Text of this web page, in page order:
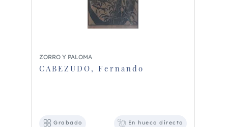
ZORRO Y PALOMA
CABEZUDO, Fernando
Grabado En hueco directo